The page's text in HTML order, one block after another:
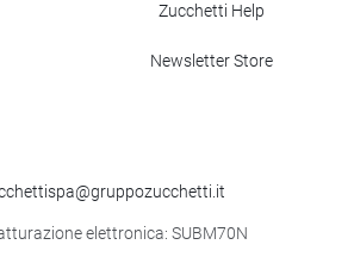
Zucchetti Help
Newsletter Store
elettronica: SUBM70N